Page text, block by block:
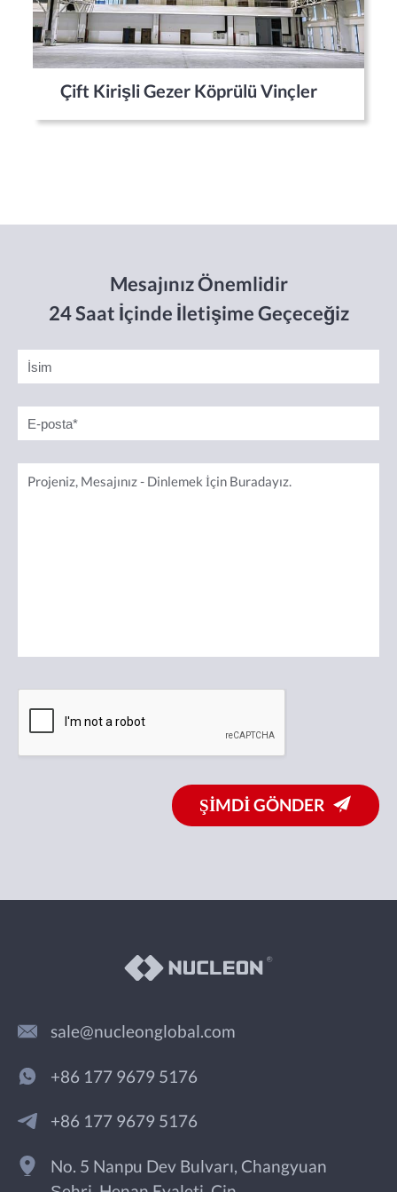
Çift Kirişli Gezer Köprülü Vinçler
Mesajınız Önemlidir
24 Saat İçinde İletişime Geçeceğiz
ŞİMDİ GÖNDER
sale@nucleonglobal.com
+86 177 9679 5176
+86 177 9679 5176
No. 5 Nanpu Dev Bulvarı, Changyuan